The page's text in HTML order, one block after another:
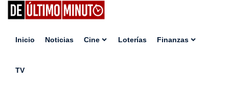
Inicio Noticias Cine Loterías Finanzas
TV